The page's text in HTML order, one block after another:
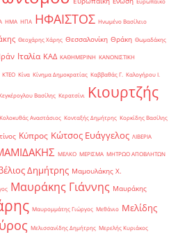
ΗΜΑ ΗΠΑ ΗΦΑΙΣΤΟΣ Ηνωμένο Βασίλειο
Θεοχάρης Χάρης Θεσσαλονίκη Θράκη Θωμαδάκης
Ιράν Ιταλία ΚΑΔ ΚΑΘΗΜΕΡΙΝΗ ΚΑΝΟΝΙΣΤΙΚΗ
ΚΤΕΟ Κίνα Κίνημα Δημοκρατίας Καββαθάς Γ. Καλογήρου Ι.
Βασίλης Κερατσίνι
Κιουρτζής
Κολοκυθάς Αναστάσιος Κονταξής Δημήτρης Κορκίδης Βασίλης
Κύπρος Κώτσος Ευάγγελος ΛΙΒΕΡΙΑ
ΜΕΛΚΟ ΜΕΡΙΣΜΑ ΜΗΤΡΩΟ ΑΠΟΒΛΗΤΩΝ
Δημήτρης Μαμουλάκης Χ.
Μαυράκης Γιάννης Μαυράκης
Μαυρομμάτης Γιώργος Μεθάνιο Μελίδης
Μελισσανίδης Δημήτρης Μερελής Κυριάκος